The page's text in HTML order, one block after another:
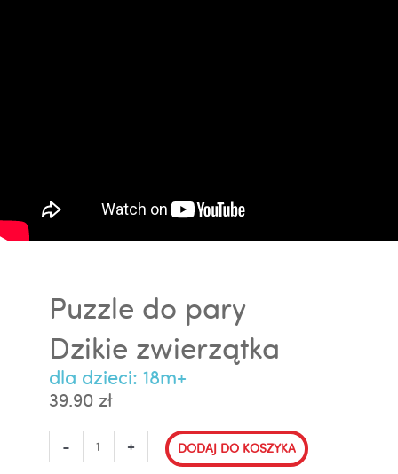
Puzzle do pary
Dzikie zwierzątka
dla dzieci: 18m+
39.90 zł
-
Puzzle
+ DODAJ DO KOSZYKA